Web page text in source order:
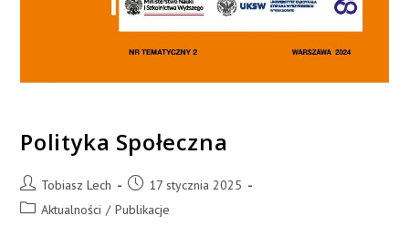
Polityka Społeczna
Tobiasz Lech
17 stycznia 2025
Aktualności / Publikacje